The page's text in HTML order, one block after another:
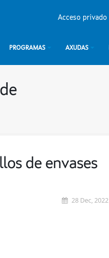
Acceso privado
PROGRAMAS AXUDAS
de envases
28 Dec, 2022